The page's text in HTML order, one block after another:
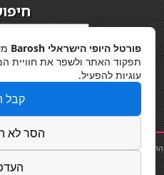
מדיניות
החלקות שיער|תאורה לבית|פאות ותוספות שיער
פורטל היופי הישראלי Barosh
תפקוד האתר ולשפר את חוויית
עוגיות להפעיל.
קבל
הסר לא